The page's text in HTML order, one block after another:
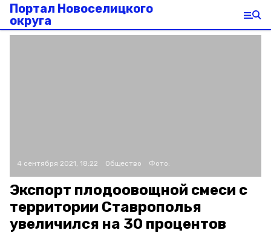
Портал Новоселицкого
округа
4 сентября 2021, 18:22 Общество Фото:
Экспорт плодоовощной смеси с
территории Ставрополья
увеличился на 30 процентов